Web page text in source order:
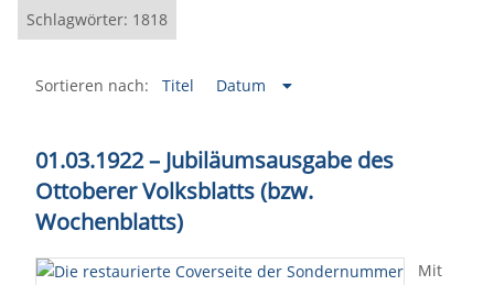
Schlagwörter: 1818
Sortieren nach: Titel Datum
01.03.1922 – Jubiläumsausgabe des
Ottoberer Volksblatts (bzw.
Wochenblatts)
Mit